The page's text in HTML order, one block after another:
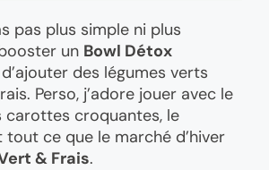
pas plus simple ni plus
un Bowl Détox
des légumes verts
Perso, j’adore jouer avec le
carottes croquantes, le
ce que le marché d’hiver
& Frais.